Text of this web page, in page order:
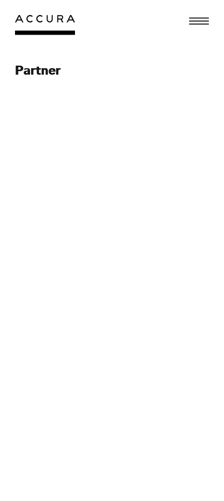
Gå
indhold
Partner